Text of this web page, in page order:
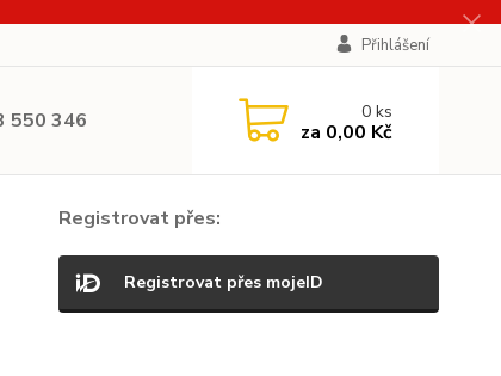
Přihlášení
550 346 0ks
za 0,00 Kč
Registrovat přes:
Registrovat přes mojeID